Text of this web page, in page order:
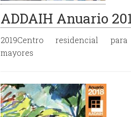
ADDAIH Anuario
2019Centro residencial
mayores